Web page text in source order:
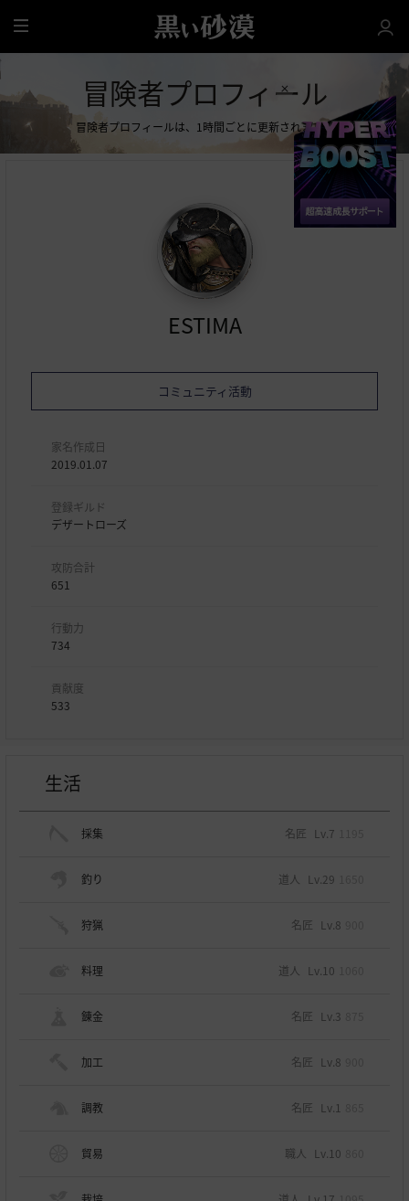
全
体
冒険者プロフィール
冒険者プロフィールは、1時間ごとに更新されます。
ESTIMA
コミュニティ活動
家名作成日
2019.01.07
登録ギルド
デザートローズ
攻防合計
651
行動力
734
貢献度
533
生活
採集 名匠 Lv.7
釣り 道人 Lv.29
狩猟 名匠 Lv.8
料理 道人 Lv.10
錬金 名匠 Lv.3
加工 名匠 Lv.8
調教 名匠 Lv.1
貿易 職人 Lv.10